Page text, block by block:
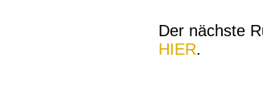
Der nächste
HIER.